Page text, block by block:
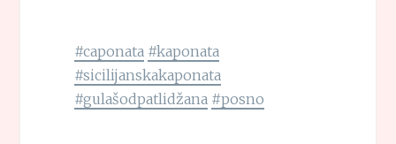
#caponata #kaponata
#sicilijanskakaponata
#gulašodpatlidžana #posno